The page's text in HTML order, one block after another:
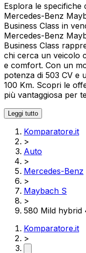
Esplora le specifiche
Mercedes-Benz
Business Class in
Mercedes-Benz
Business Class
chi cerca un veicolo
e comfort. Con un
potenza di 503 CV e
100 Km. Scopri le
più vantaggiosa per
Leggi tutto
Komparatore.it
>
Auto
>
Mercedes-Benz
>
Maybach S
>
580 Mild hybrid
Komparatore.it
>